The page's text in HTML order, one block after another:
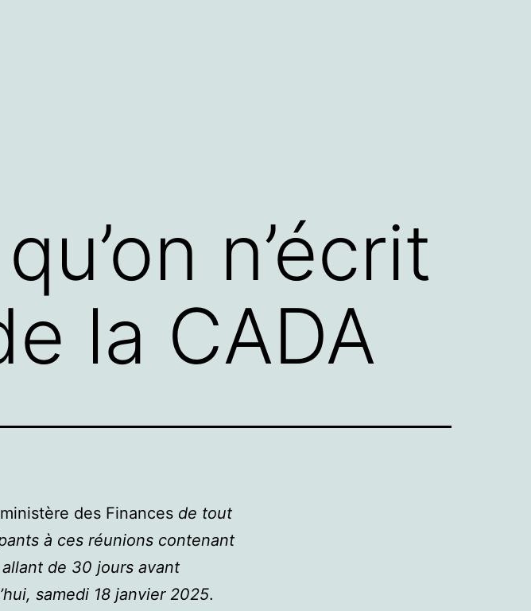
n’écrit
la CADA
des Finances de tout
à ces réunions contenant
allant de 30 jours avant
samedi 18 janvier 2025.